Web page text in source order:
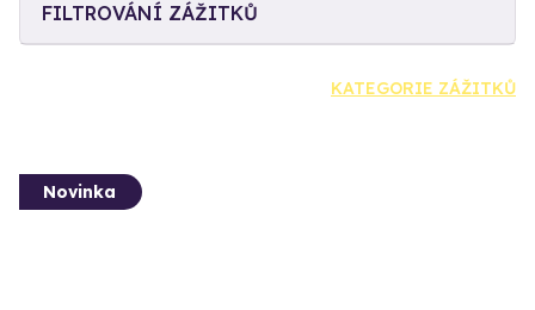
FILTROVÁNÍ ZÁŽITKŮ
KATEGORIE ZÁŽITKŮ
Novinka